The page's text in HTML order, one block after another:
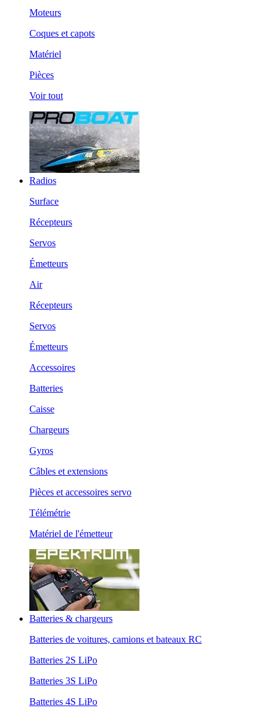
Moteurs
Coques et capots
Matériel
Pièces
Voir tout
Radios
Surface
Récepteurs
Servos
Émetteurs
Air
Récepteurs
Servos
Émetteurs
Accessoires
Batteries
Caisse
Chargeurs
Gyros
Câbles et extensions
Pièces et accessoires servo
Télémétrie
Matériel de l'émetteur
Batteries & chargeurs
Batteries de voitures, camions et bateaux RC
Batteries 2S LiPo
Batteries 3S LiPo
Batteries 4S LiPo